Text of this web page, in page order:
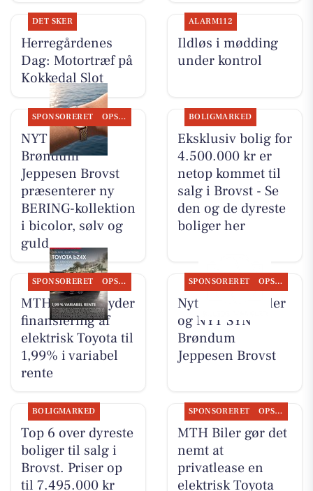
DET SKER
Herregårdenes
Dag: Motortræf på
Kokkedal Slot
ALARM112
Ildløs i mødding
under kontrol
SPONSORERET OPSLAGSTAVLEN
NYT SYN
Brøndum
Jeppesen Brovst
præsenterer ny
BERING-kollektion
i bicolor, sølv og
guld
BOLIGMARKED
Eksklusiv bolig for
4.500.000 kr er
netop kommet til
salg i Brovst - Se
den og de dyreste
boliger her
SPONSORERET OPSLAGSTAVLEN
MTH Biler tilbyder
finansiering af
elektrisk Toyota til
1,99% i variabel
rente
SPONSORERET OPSLAGSTAVLEN
Nyt fra MTH Biler
og NYT SYN
Brøndum
Jeppesen Brovst
BOLIGMARKED
Top 6 over dyreste
boliger til salg i
Brovst. Priser op
til 7.495.000 kr
SPONSORERET OPSLAGSTAVLEN
MTH Biler gør det
nemt at
privatlease en
elektrisk Toyota